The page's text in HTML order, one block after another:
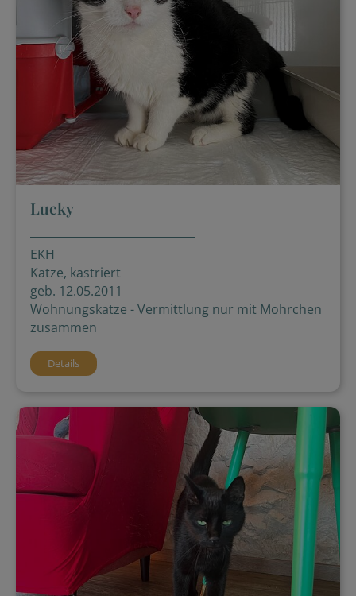
Lucky
EKH
Katze, kastriert
geb. 12.05.2011
Wohnungskatze - Vermittlung nur mit Mohrchen
zusammen
Details